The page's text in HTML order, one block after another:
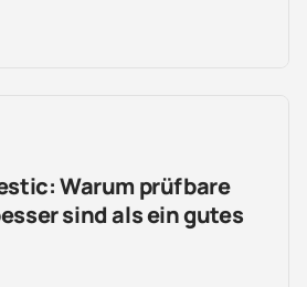
Warum prüfbare
sind als ein gutes